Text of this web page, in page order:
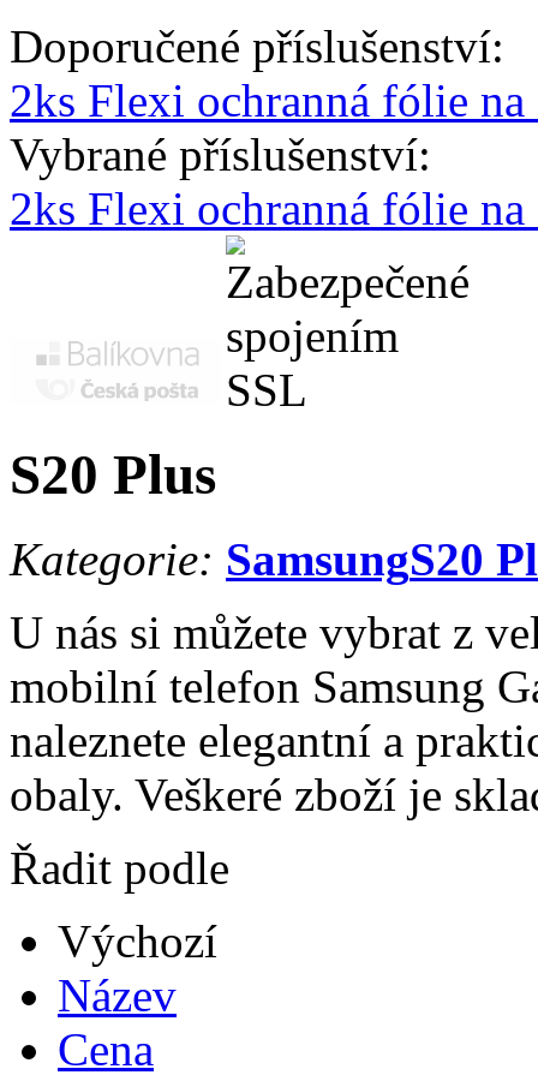
Doporučené příslušenství:
2ks Flexi ochranná fólie
Vybrané příslušenství:
2ks Flexi ochranná fólie
S20 Plus
Kategorie: SamsungS20
U nás si můžete vybrat z
mobilní telefon Samsung
naleznete elegantní a
obaly. Veškeré zboží je
Řadit podle
Výchozí
Název
Cena